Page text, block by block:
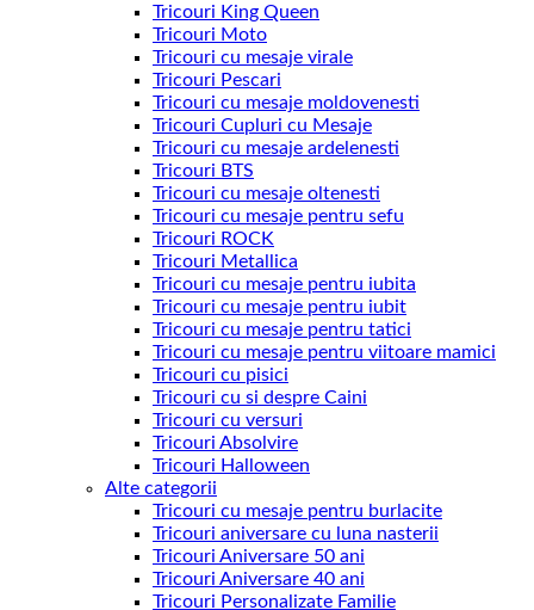
Tricouri King Queen
Tricouri Moto
Tricouri cu mesaje virale
Tricouri Pescari
Tricouri cu mesaje moldovenesti
Tricouri Cupluri cu Mesaje
Tricouri cu mesaje ardelenesti
Tricouri BTS
Tricouri cu mesaje oltenesti
Tricouri cu mesaje pentru sefu
Tricouri ROCK
Tricouri Metallica
Tricouri cu mesaje pentru iubita
Tricouri cu mesaje pentru iubit
Tricouri cu mesaje pentru tatici
Tricouri cu mesaje pentru viitoare mamici
Tricouri cu pisici
Tricouri cu si despre Caini
Tricouri cu versuri
Tricouri Absolvire
Tricouri Halloween
Alte categorii
Tricouri cu mesaje pentru burlacite
Tricouri aniversare cu luna nasterii
Tricouri Aniversare 50 ani
Tricouri Aniversare 40 ani
Tricouri Personalizate Familie